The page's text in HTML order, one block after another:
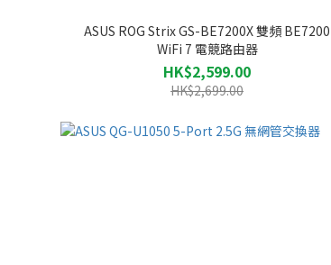
ASUS ROG Strix GS-BE7200X 雙頻 BE7200
WiFi 7 電競路由器
HK$2,599.00
HK$2,699.00